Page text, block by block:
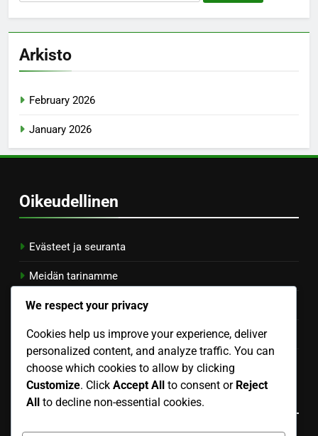
for:
Arkisto
February 2026
January 2026
Oikeudellinen
Evästeet ja seuranta
Meidän tarinamme
Käyttäjäsopimus
Ota yhteys
Tietosuojapolitiikka
Kategoriat
We respect your privacy
Cookies help us improve your experience, deliver
personalized content, and analyze traffic. You can
choose which cookies to allow by clicking
Customize. Click Accept All to consent or Reject
All to decline non-essential cookies.